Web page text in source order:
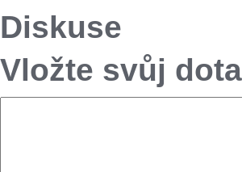
Diskuse
Vložte svůj